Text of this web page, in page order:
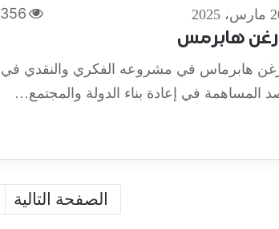
2025
356
هابرمس
هابرماس في مشروعه الفكري والنقدي في
المساهمة في إعادة بناء الدولة والمجتمع…
الصفحة التالية